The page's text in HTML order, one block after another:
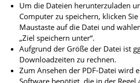
Um die Dateien herunterzuladen
Computer zu speichern, klicken
Maustaste auf die Datei und
„Ziel speichern unter“.
Aufgrund der Größe der Datei ist
Downloadzeiten zu rechnen.
Zum Ansehen der PDF-Datei wird